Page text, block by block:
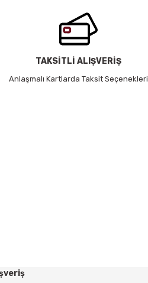
TAKSİTLİ ALIŞVERİŞ
Anlaşmalı Kartlarda Taksit Seçenekleri